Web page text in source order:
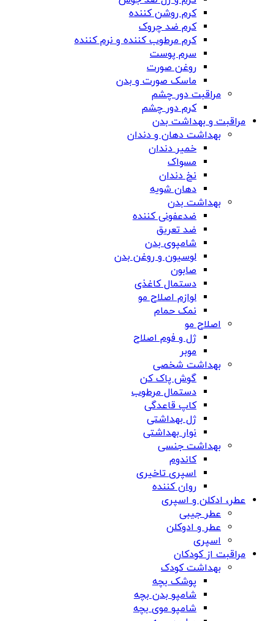
کرم روشن کننده
کرم ضد چروک
کرم مرطوب کننده و نرم کننده
سرم پوست
روغن صورت
ماسک صورت و بدن
مراقبت دور چشم
کرم دور چشم
مراقبت و بهداشت بدن
بهداشت دهان و دندان
خمیر دندان
مسواک
نخ دندان
دهان شویه
بهداشت بدن
ضدعفونی کننده
ضد تعریق
شامپوی بدن
لوسیون و روغن بدن
صابون
دستمال کاغذی
لوازم اصلاح مو
نمک حمام
اصلاح مو
ژل و فوم اصلاح
موبر
بهداشت شخصی
گوش پاک کن
دستمال مرطوب
کاپ قاعدگی
ژل بهداشتی
نوار بهداشتی
بهداشت جنسی
کاندوم
اسپری تاخیری
روان کننده
عطر، ادکلن و اسپری
عطر جیبی
عطر و ادوکلن
اسپری
مراقبت از کودکان
بهداشت کودک
پوشک بچه
شامپو بدن بچه
شامپو موی بچه